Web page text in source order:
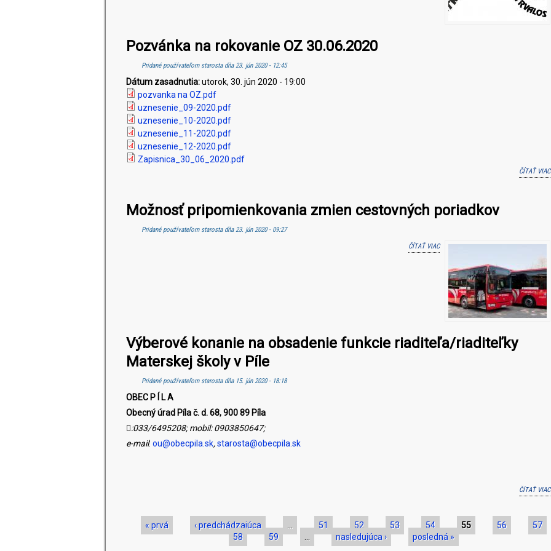
Pozvánka na rokovanie OZ 30.06.2020
Pridané používateľom starostadňa 23. jún 2020 - 12:45
Dátum zasadnutia:utorok, 30. jún 2020 - 19:00
pozvanka na OZ.pdf
uznesenie_09-2020.pdf
uznesenie_10-2020.pdf
uznesenie_11-2020.pdf
uznesenie_12-2020.pdf
Zapisnica_30_06_2020.pdf
ČÍTAŤ VIAC
Možnosť pripomienkovania zmien cestovných poriadkov
Pridané používateľom starostadňa 23. jún 2020 - 09:27
ČÍTAŤ VIACO MOŽNOSŤ PRIPOMIENKOVANIA
Výberové konanie na obsadenie funkcie riaditeľa/riaditeľky
Materskej školy v Píle
Pridané používateľom starostadňa 15. jún 2020 - 18:18
OBECP Í L A
Obecný úrad Píla č. d. 68, 900 89 Píla
:033/6495208; mobil: 0903850647;
e-mail: ou@obecpila.sk,starosta@obecpila.sk
ČÍTAŤ VIAC
Stránky
« prvá ‹ predchádzajúca 51 52 53 54 55 56
57
58
59 nasledujúca › posledná »